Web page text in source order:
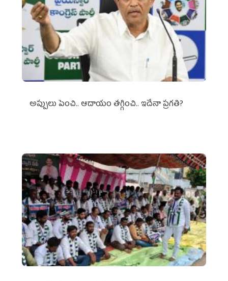
అప్పులు పెంచి.. ఆదాయం తగ్గించి.. ఇదేనా ప్రగతి?